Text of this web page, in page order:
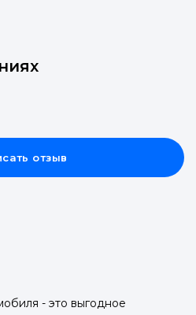
отзыв
- это выгодное